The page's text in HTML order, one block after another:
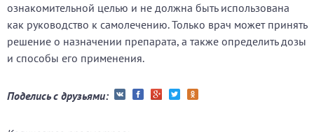
ознакомительной целью и не должна быть использована
как руководство к самолечению. Только врач может принять
решение о назначении препарата, а также определить дозы
и способы его применения.
Поделись с друзьями: